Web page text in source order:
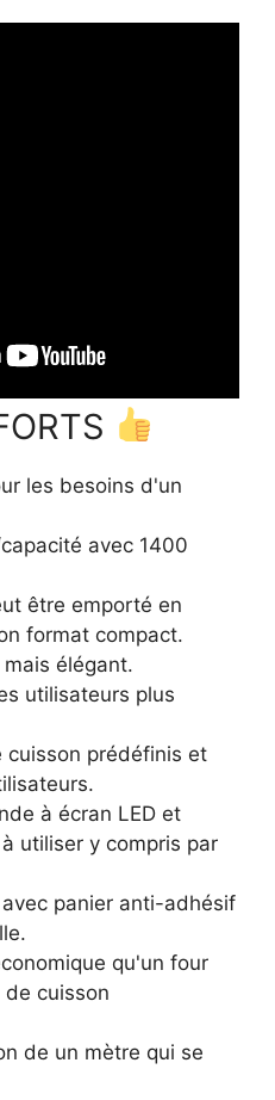
les besoins d'un
avec 1400
être emporté en
format compact.
élégant.
utilisateurs plus
cuisson prédéfinis et
à écran LED et
utiliser y compris par
panier anti-adhésif
qu'un four
cuisson
de un mètre qui se